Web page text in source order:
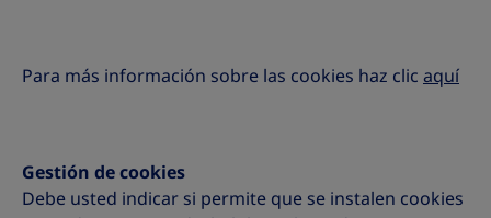
Para más información sobre las cookies haz clic aquí
Gestión de cookies
Debe usted indicar si permite que se instalen cookies